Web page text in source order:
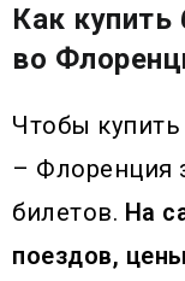
Как купить
во
Чтобы
– Флоренция
билетов. На
поездов,